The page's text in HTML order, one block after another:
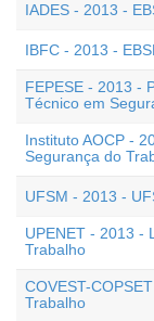
IADES - 2013 -
IBFC - 2013 -
FEPESE - 2013 -
Técnico em
Instituto AOCP -
Segurança do
UFSM - 2013 -
UPENET - 2013 -
Trabalho
COVEST-
Trabalho